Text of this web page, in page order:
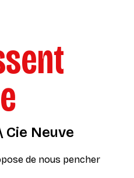
Cie Neuve
de nous pencher